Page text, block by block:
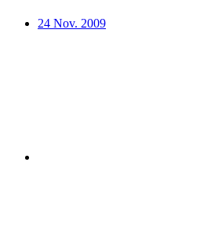
24 Nov. 2009